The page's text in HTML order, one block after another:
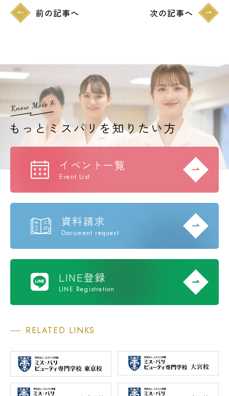
前の記事へ 次の記事へ
イベント一覧
Event List
資料請求
Document request
LINE登録
LINE Registration
RELATED LINKS